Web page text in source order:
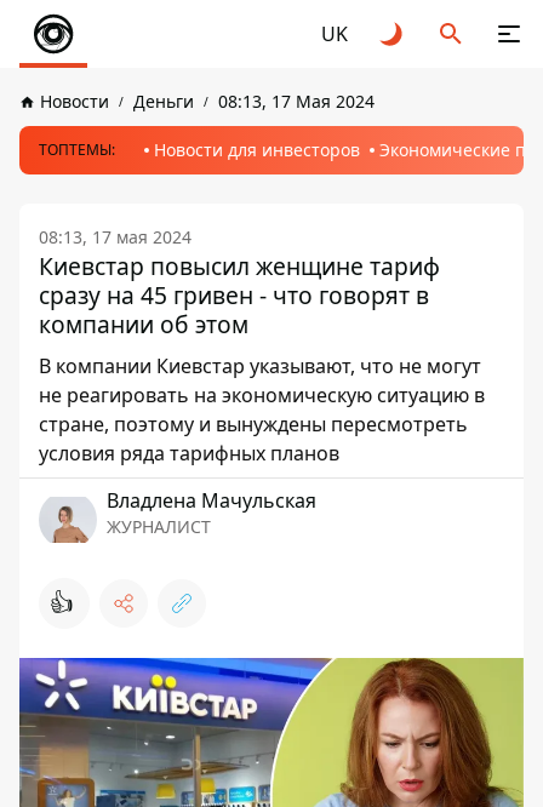
UK
Новости Деньги 08:13, 17 Мая 2024
ТОПТЕМЫ: Новости для инвесторов Экономические
08:13, 17 мая 2024
Киевстар повысил женщине тариф
сразу на 45 гривен - что говорят в
компании об этом
В компании Киевстар указывают, что не могут
не реагировать на экономическую ситуацию в
стране, поэтому и вынуждены пересмотреть
условия ряда тарифных планов
Владлена Мачульская
ЖУРНАЛИСТ
👍